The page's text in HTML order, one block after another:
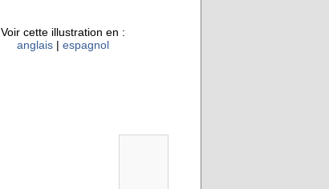
Voir cette illustration en :
anglais | espagnol